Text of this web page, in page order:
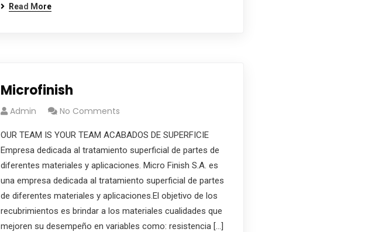
Read More
Microfinish
Admin No Comments
OUR TEAM IS YOUR TEAM ACABADOS DE SUPERFICIE
Empresa dedicada al tratamiento superficial de partes de
diferentes materiales y aplicaciones. Micro Finish S.A. es
una empresa dedicada al tratamiento superficial de partes
de diferentes materiales y aplicaciones.El objetivo de los
recubrimientos es brindar a los materiales cualidades que
mejoren su desempeño en variables como: resistencia […]